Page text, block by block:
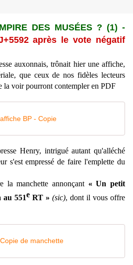
DES MUSÉES ? (1) -
5592après le vote négatif
auxonnais, trônait hier une affiche,
que ceux de nos fidèles lecteurs
la voir pourront contempler en PDF
affiche BP - Copie
Henry, intrigué autant qu'alléché
s'est empressé de faire l'emplette du
la manchette annonçant « Un petit
au 551e RT » (sic), dont il vous offre
Copie de manchette